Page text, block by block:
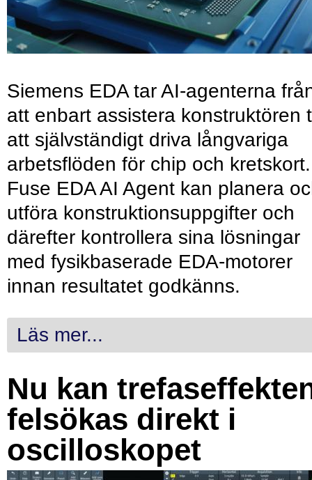
Siemens EDA tar AI-agenterna
att enbart assistera konstruktören
att självständigt driva långvariga
arbetsflöden för chip och kretskort.
Fuse EDA AI Agent kan planera
utföra konstruktionsuppgifter och
därefter kontrollera sina lösningar
med fysikbaserade EDA-motorer
innan resultatet godkänns.
Läs mer...
Nu kan
felsökas direkt i
oscilloskopet